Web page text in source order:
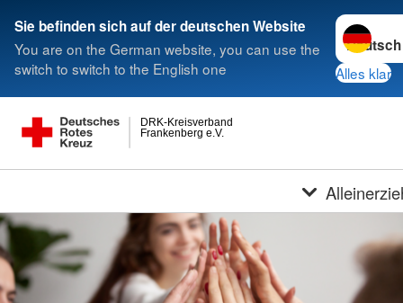
Sie befinden sich auf der deutschen Website
You are on the German website, you can use the
switch to switch to the English one
Sprache
Alles klar
Frankenberg e.V.
DRK-Kreisverband